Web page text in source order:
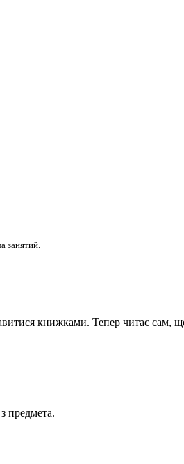
занятий.
книжками. Тепер читає сам,
предмета.